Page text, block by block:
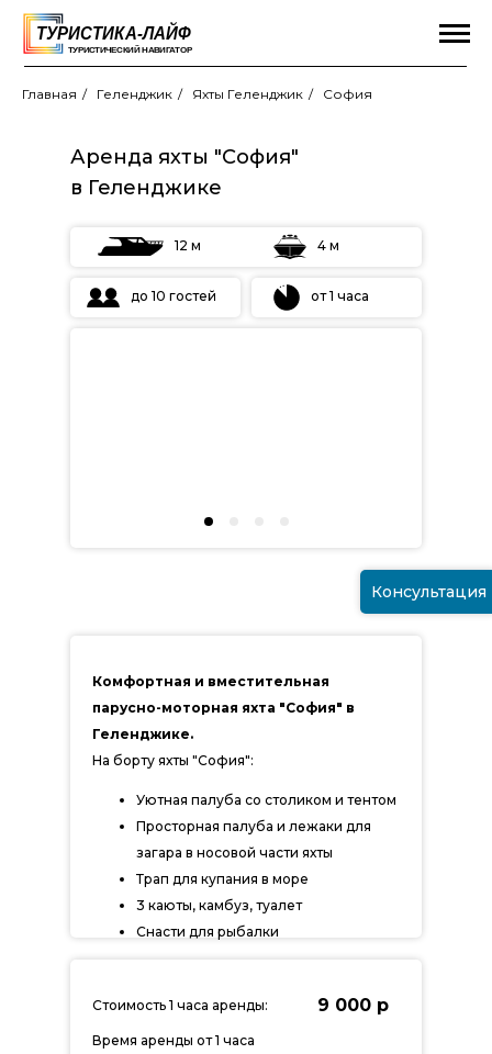
Главная / Геленджик / Яхты Геленджик / София
12 м 4 м
до 10 гостей от 1 часа
Аренда яхты "София"
в Геленджике
Комфортная и вместительная
парусно-моторная яхта "София" в
Геленджике.
На борту яхты "София":
Уютная палуба со столиком и тентом
Просторная палуба и лежаки для
загара в носовой части яхты
Трап для купания в море
3 каюты, камбуз, туалет
Снасти для рыбалки
Время аренды от 1 часа
9 000 р
Стоимость 1 часа аренды:
Консультация